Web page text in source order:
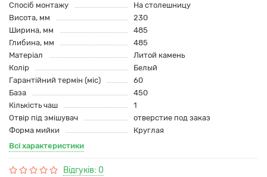
Спосіб монтажу
На столешницу
Висота, мм
230
Ширина, мм
485
Глибина, мм
485
Матеріал
Литой камень
Колір
Белый
Гарантійний термін (міс)
60
База
450
Кількість чаш
1
Отвір під змішувач
отверстие под заказ
Форма мийки
Круглая
Всі характеристики
Відгуків: 0